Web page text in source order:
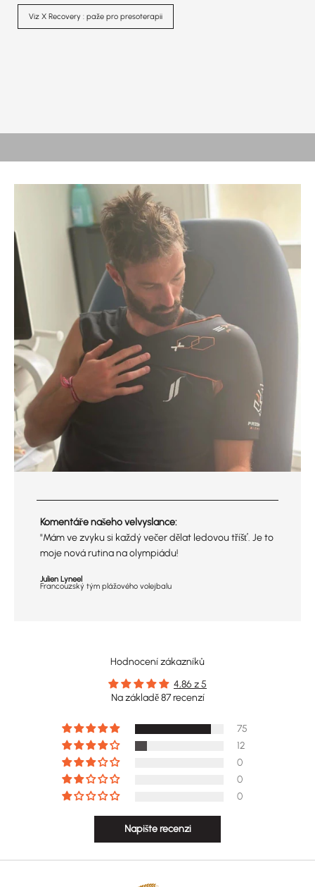
Viz X Recovery : paže pro presoterapii
TEPLO, NEBO LED?
Komentáře našeho velvyslance:
"Mám ve zvyku si každý večer dělat ledovou tříšť. Je to
moje nová rutina na olympiádu!
Julien Lyneel
Francouzský tým plážového volejbalu
Hodnocení zákazníků
4,86 z 5
Na základě 87 recenzí
75
12
0
0
0
Napište recenzi